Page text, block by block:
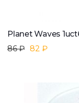
Planet Waves
86 ₽ 82 ₽